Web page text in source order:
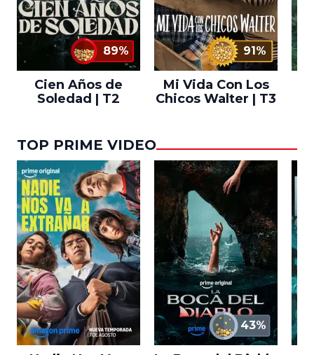
89%
Cien Años de
Soledad | T2
91%
Mi Vida Con Los
Chicos Walter | T3
TOP PRIME VIDEO
43%